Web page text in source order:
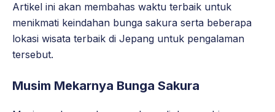
Artikel ini akan membahas waktu terbaik untuk
menikmati keindahan bunga sakura serta beberapa
lokasi wisata terbaik di Jepang untuk pengalaman
tersebut.
Musim Mekarnya Bunga Sakura